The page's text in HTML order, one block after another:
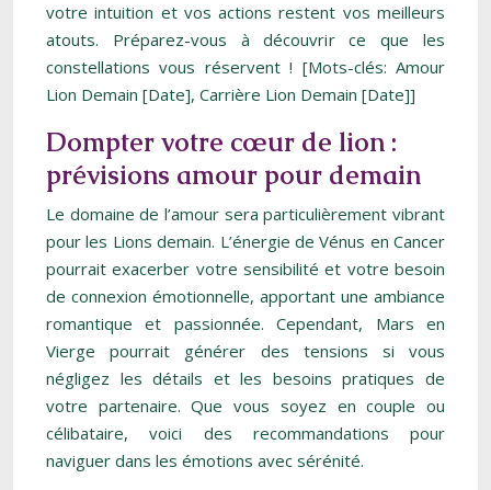
votre intuition et vos actions restent vos meilleurs
atouts. Préparez-vous à découvrir ce que les
constellations vous réservent ! [Mots-clés: Amour
Lion Demain [Date], Carrière Lion Demain [Date]]
Dompter votre cœur de lion :
prévisions amour pour demain
Le domaine de l’amour sera particulièrement vibrant
pour les Lions demain. L’énergie de Vénus en Cancer
pourrait exacerber votre sensibilité et votre besoin
de connexion émotionnelle, apportant une ambiance
romantique et passionnée. Cependant, Mars en
Vierge pourrait générer des tensions si vous
négligez les détails et les besoins pratiques de
votre partenaire. Que vous soyez en couple ou
célibataire, voici des recommandations pour
naviguer dans les émotions avec sérénité.